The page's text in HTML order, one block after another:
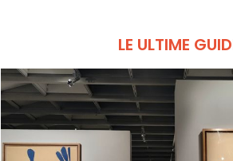
LE ULTIME